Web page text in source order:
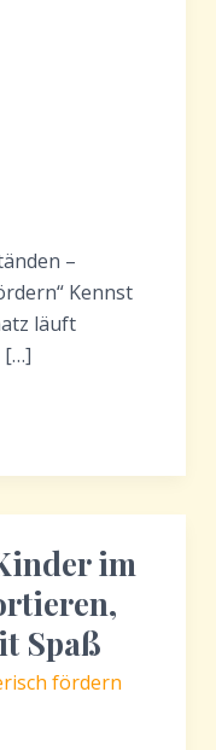
–
Kennst
läuft
[…]
im
Spaß
fördern